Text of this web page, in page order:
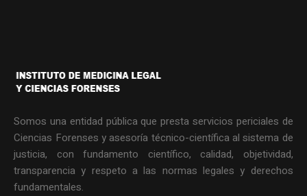
Somos una entidad pública que presta servicios periciales de
Ciencias Forenses y asesoría técnico-científica al sistema de
justicia, con fundamento científico, calidad, objetividad,
transparencia y respeto a las normas legales y derechos
fundamentales.